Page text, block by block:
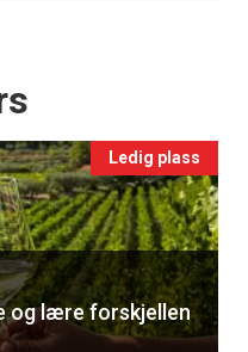
Ledig plass
og lære forskjellen